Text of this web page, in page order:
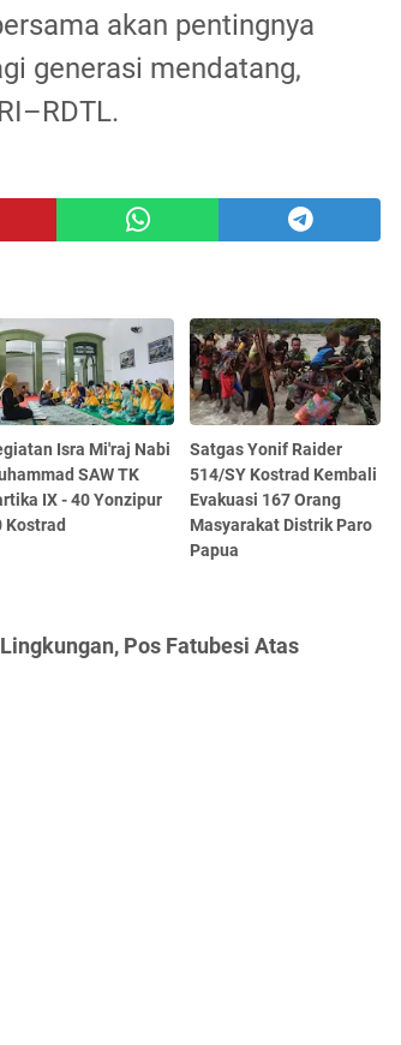
akan pentingnya
generasi mendatang,
Isra Mi'raj Nabi
SAW TK
IX - 40 Yonzipur
Kostrad
Satgas Yonif Raider
514/SY Kostrad Kembali
Evakuasi 167 Orang
Masyarakat Distrik Paro
Papua
Pos Fatubesi Atas